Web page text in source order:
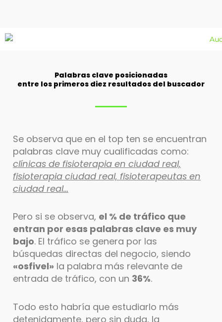
Palabras clave posicionadas
entre los primeros diez resultados del buscador
Se observa que en el top ten se encuentran
palabras clave muy cualificadas como:
clínicas de fisioterapia en ciudad real,
fisioterapia ciudad real, fisioterapeutas en
ciudad real…
Pero si se observa, el % de tráfico que
entran por esas palabras clave es muy
bajo. El tráfico se genera por las
búsquedas directas del negocio, siendo
«osfivel» la palabra más relevante de
entrada de tráfico, con un 36%.
Todo esto habría que estudiarlo más
detenidamente, pero sin duda, la